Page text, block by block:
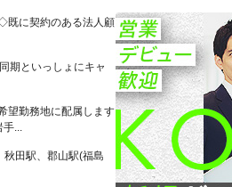
に契約のある法人顧
期といっしょにキャ
勤務地に配属します
手...
田駅、郡山駅(福島